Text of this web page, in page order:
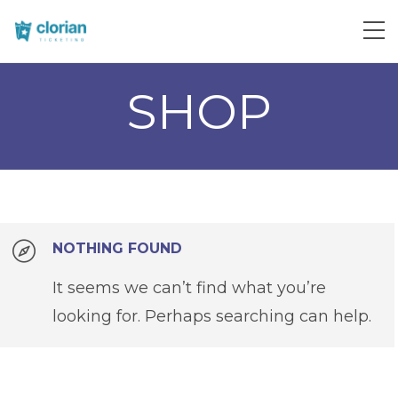
SHOP
NOTHING FOUND
It seems we can’t find what you’re
looking for. Perhaps searching can help.